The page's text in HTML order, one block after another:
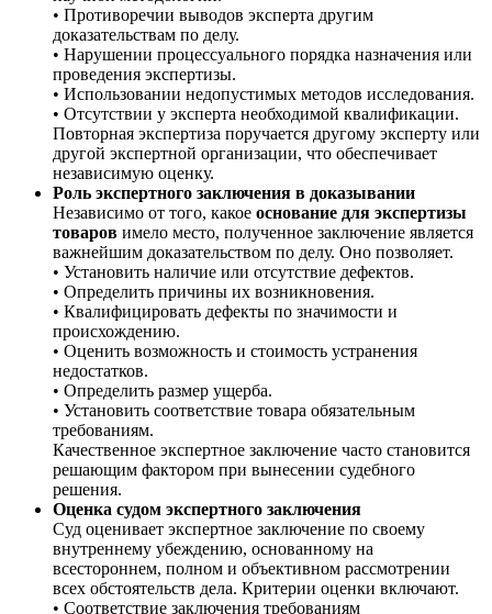
• Противоречии выводов эксперта другим
доказательствам по делу.
• Нарушении процессуального порядка назначения или
проведения экспертизы.
• Использовании недопустимых методов исследования.
• Отсутствии у эксперта необходимой квалификации.
Повторная экспертиза поручается другому эксперту или
другой экспертной организации, что обеспечивает
независимую оценку.
Роль экспертного заключения в доказывании
Независимо от того, какое основание для экспертизы
товаров имело место, полученное заключение является
важнейшим доказательством по делу. Оно позволяет.
• Установить наличие или отсутствие дефектов.
• Определить причины их возникновения.
• Квалифицировать дефекты по значимости и
происхождению.
• Оценить возможность и стоимость устранения
недостатков.
• Определить размер ущерба.
• Установить соответствие товара обязательным
требованиям.
Качественное экспертное заключение часто становится
решающим фактором при вынесении судебного
решения.
Оценка судом экспертного заключения
Суд оценивает экспертное заключение по своему
внутреннему убеждению, основанному на
всестороннем, полном и объективном рассмотрении
всех обстоятельств дела. Критерии оценки включают.
• Соответствие заключения требованиям